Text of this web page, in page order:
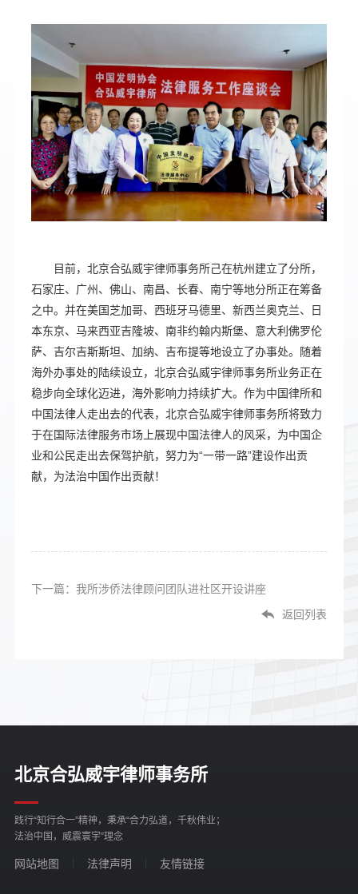
目前，北京合弘威宇律师事务所己在杭州建立了分所，
石家庄、广州、佛山、南昌、长春、南宁等地分所正在筹备
之中。并在美国芝加哥、西班牙马德里、新西兰奥克兰、日
本东京、马来西亚吉隆坡、南非约翰内斯堡、意大利佛罗伦
萨、吉尔吉斯斯坦、加纳、吉布提等地设立了办事处。随着
海外办事处的陆续设立，北京合弘威宇律师事务所业务正在
稳步向全球化迈进，海外影响力持续扩大。作为中国律所和
中国法律人走出去的代表，北京合弘威宇律师事务所将致力
于在国际法律服务市场上展现中国法律人的风采，为中国企
业和公民走出去保驾护航，努力为“一带一路”建设作出贡
献，为法治中国作出贡献！
下一篇：我所涉侨法律顾问团队进社区开设讲座
返回列表
北京合弘威宇律师事务所
践行“知行合一”精神，秉承“合力弘道，千秋伟业；
法治中国，威震寰宇”理念
网站地图 法律声明 友情链接